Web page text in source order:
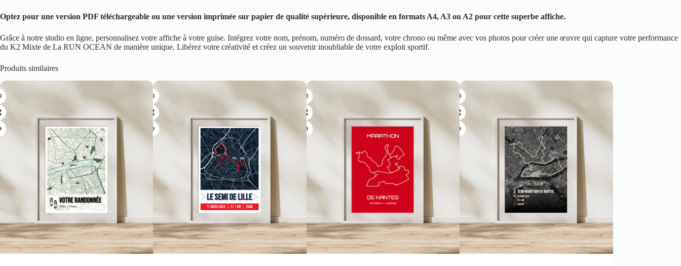
Optez pour une version PDF téléchargeable ou une version imprimée sur papier de qualité supérieure, disponible en formats A4, A3 ou A2 pour cette superbe affiche.
Grâce à notre studio en ligne, personnalisez votre affiche à votre guise. Intégrez votre nom, prénom, numéro de dossard, votre chrono ou même avec vos photos pour créer une œuvre qui capture votre performance
du K2 Mixte de La RUN OCEAN de manière unique. Libérez votre créativité et créez un souvenir inoubliable de votre exploit sportif.
Produits similaires